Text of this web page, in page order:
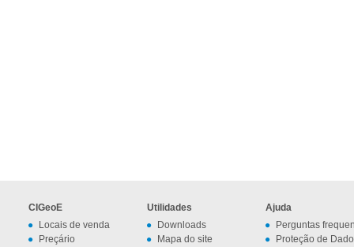
CIGeoE
Locais de venda
Preçário
Utilidades
Downloads
Mapa do site
Ajuda
Perguntas
Proteção de